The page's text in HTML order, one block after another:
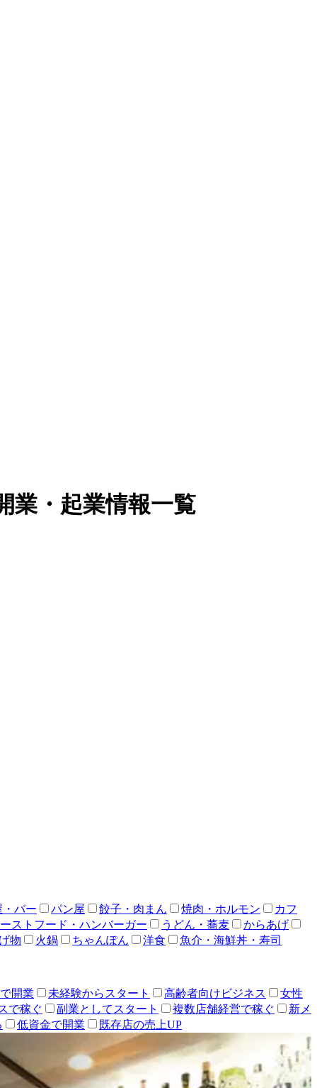
業・起業情報一覧
バー パン屋 餃子・肉まん 焼肉・ホルモン
カフ
ストフード・ハンバーガー
うどん・蕎麦
からあげ
物
火鍋 ちゃんぽん 洋食 魚介・海鮮丼・寿司
開業 未経験からスタート 高齢者向けビジネス
女性
で稼ぐ
副業としてスタート 複数店舗経営で稼ぐ
新メ
低資金で開業 既存店の売上UP